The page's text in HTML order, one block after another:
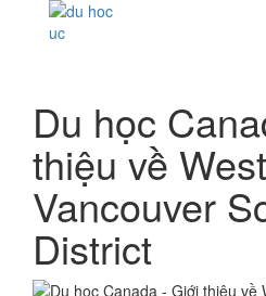
Du học
thiệu về West
Vancouver
District